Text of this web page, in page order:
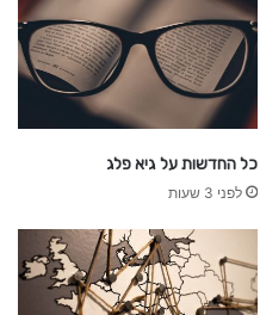
כל החדשות על גיא פלג
לפני 3 שעות